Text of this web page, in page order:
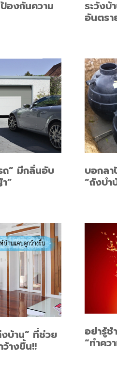
องกันความ
ระวัง
อันตร
ถ” มีกลิ่นอับ
”
บอกล
“ถังบำ
บ้าน” ที่ช่วย
างขึ้น!!
อย่ารู้ช้
“ทำคว